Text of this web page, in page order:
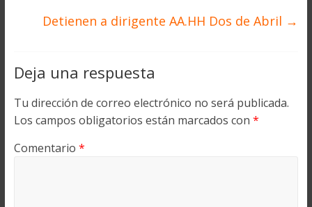
Detienen a dirigente AA.HH Dos de Abril →
Deja una respuesta
Tu dirección de correo electrónico no será publicada.
Los campos obligatorios están marcados con *
Comentario *